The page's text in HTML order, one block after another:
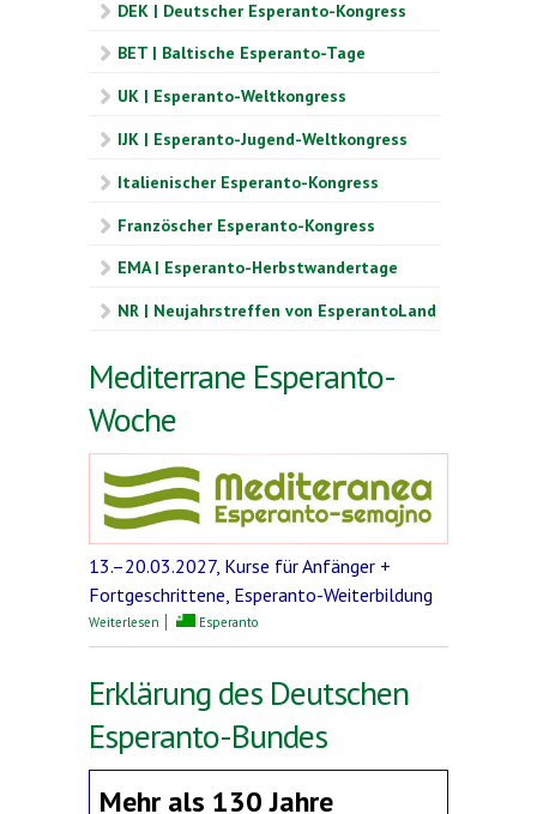
DEK | Deutscher Esperanto-Kongress
BET | Baltische Esperanto-Tage
UK | Esperanto-Weltkongress
IJK | Esperanto-Jugend-Weltkongress
Italienischer Esperanto-Kongress
Französcher Esperanto-Kongress
EMA | Esperanto-Herbstwandertage
NR | Neujahrstreffen von EsperantoLand
Mediterrane Esperanto-
Woche
13.–20.03.2027, Kurse für Anfänger +
Fortgeschrittene, Esperanto-Weiterbildung
Weiterlesen über Mediterrane Esperanto-Woche
Esperanto
Erklärung des Deutschen
Esperanto-Bundes
Mehr als 130 Jahre